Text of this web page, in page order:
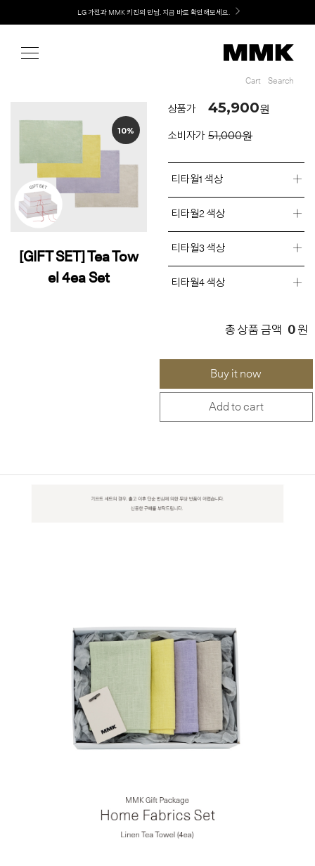
Welcome! 신규 회원가입 시 MMK Shop Coupon (총 60만원) 지급
LG 가전과 MMK 키친의 만남. 지금 바로 확인해보세요.
Cart Search
[GIFT SET] Tea Tow
el 4ea Set
10%
상품가 45,900원
소비자가 51,000원
티타월1 색상
티타월2 색상
티타월3 색상
티타월4 색상
총 상품 금액 0 원
Buy it now
Add to cart